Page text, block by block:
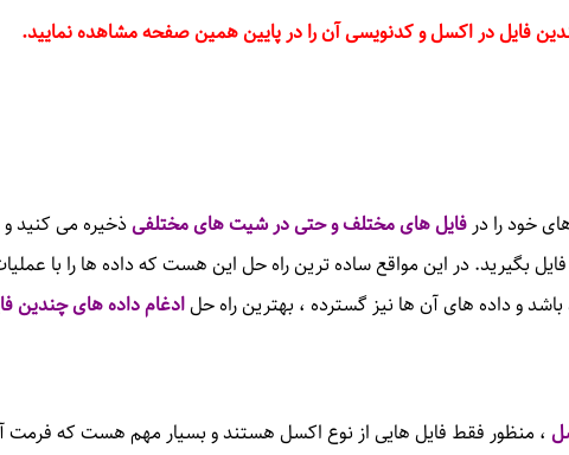
فایل در اکسل و کدنویسی آنرا در پایین همین صفحه مشاهده نمایید.
خود را درفایل های مختلف و حتی در شیت های مختلفیذخیره می کنید
بگیرید. در این مواقع ساده ترین راه حل این هست که داده ها را با
و داده های آن ها نیز گسترده ، بهترین راه حلادغام داده های چندین
، منظور فقط فایل هایی از نوع اکسل هستند و بسیار مهم هست که فرمت